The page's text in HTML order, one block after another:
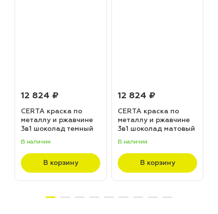
12 824 ₽
CERTA краска по
металлу и ржавчине
3в1 шоколад темный
(20,0кг)
В наличии
В корзину
12 824 ₽
CERTA краска по
металлу и ржавчине
3в1 шоколад матовый
В наличии
В корзину